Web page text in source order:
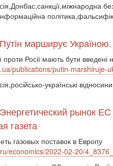
марширує
проти Росії мають бути введені
publications/putin-marshiruje-
українські
рынок
газета
газовых поставок в Европу
economics/2022-02-20/